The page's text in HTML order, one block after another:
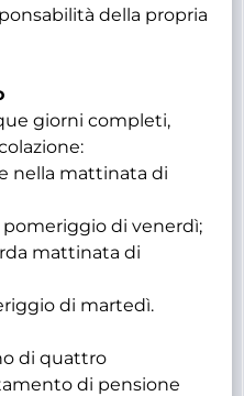
della propria
giorni completi,
nella mattinata di
di venerdì;
mattinata di
di martedì.
di quattro
di pensione